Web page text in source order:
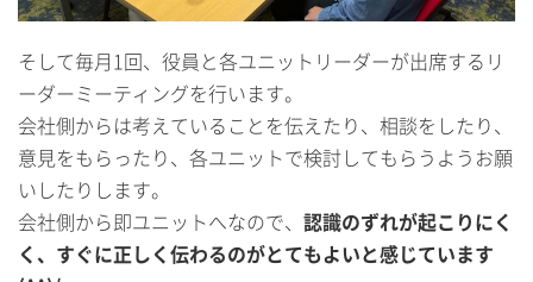
そして毎月1回、役員と各ユニットリーダーが出席するリ
ーダーミーティングを行います。
会社側からは考えていることを伝えたり、相談をしたり、
意見をもらったり、各ユニットで検討してもらうようお願
いしたりします。
会社側から即ユニットへなので、 認識のずれが起こりにく
く、すぐに正しく伝わるのがとてもよいと感じています